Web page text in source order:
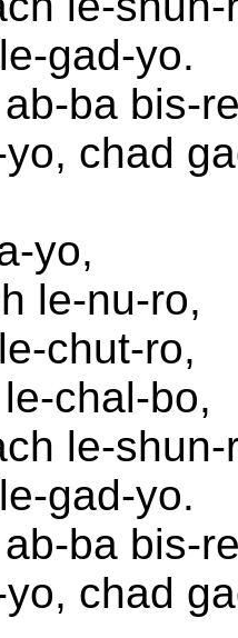
gad-yo.
ba bis-
chad
yo,
le-nu-ro,
chut-ro,
chal-bo,
le-shun-
gad-yo.
ba bis-
chad